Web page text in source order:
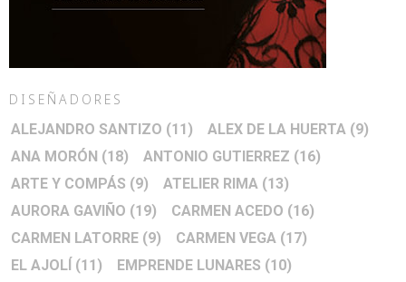
DISEÑADORES
ALEJANDRO SANTIZO (11) ALEX DE LA HUERTA (9)
ANA MORÓN (18) ANTONIO GUTIERREZ (16)
ARTE Y COMPÁS (9) ATELIER RIMA (13)
AURORA GAVIÑO (19) CARMEN ACEDO (16)
CARMEN LATORRE (9) CARMEN VEGA (17)
EL AJOLÍ (11) EMPRENDE LUNARES (10)